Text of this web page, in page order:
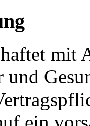
mit
und